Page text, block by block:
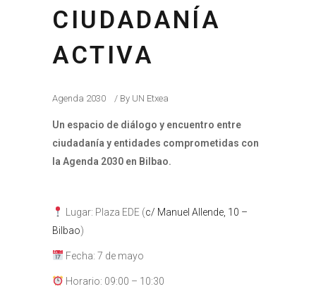
CIUDADANÍA
ACTIVA
Agenda 2030 By UN Etxea
Un espacio de diálogo y encuentro entre
ciudadanía y entidades comprometidas con
la Agenda 2030 en Bilbao.
Lugar: Plaza EDE (c/ Manuel Allende, 10 –
Bilbao)
Fecha: 7 de mayo
Horario: 09:00 – 10:30